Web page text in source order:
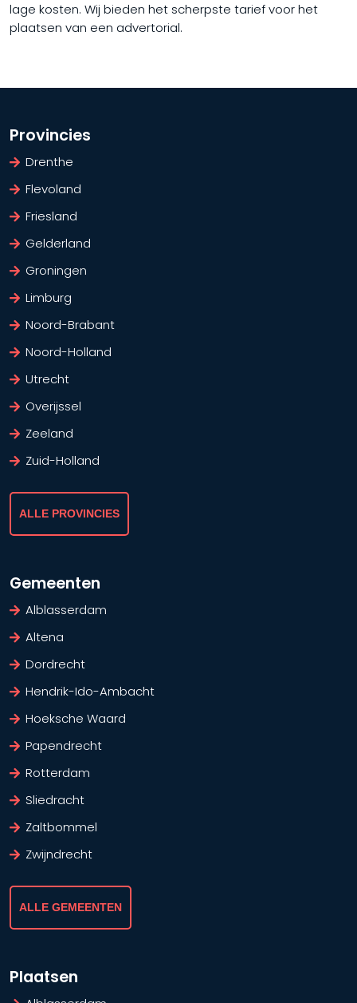
lage kosten. Wij bieden het scherpste tarief voor het
plaatsen van een advertorial.
Provincies
Drenthe
Flevoland
Friesland
Gelderland
Groningen
Limburg
Noord-Brabant
Noord-Holland
Utrecht
Overijssel
Zeeland
Zuid-Holland
ALLE PROVINCIES
Gemeenten
Alblasserdam
Altena
Dordrecht
Hendrik-Ido-Ambacht
Hoeksche Waard
Papendrecht
Rotterdam
Sliedracht
Zaltbommel
Zwijndrecht
ALLE GEMEENTEN
Plaatsen